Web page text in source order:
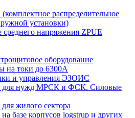
распределительное
установки)
среднего напряжения ZPUE
оборудование
на токи до 6300А
и управления ЭЗОИС
для нужд МРСК и ФСК. Силовые
жилого сектора
базе корпусов logstrup и других